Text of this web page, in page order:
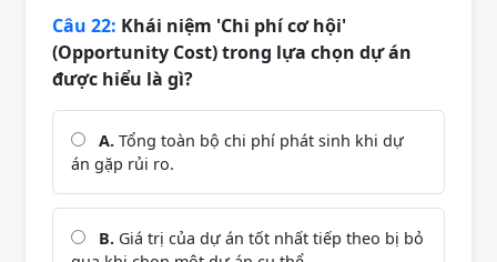
Câu 22: Khái niệm 'Chi phí cơ hội'
(Opportunity Cost) trong lựa chọn dự án
được hiểu là gì?
A. Tổng toàn bộ chi phí phát sinh khi dự
án gặp rủi ro.
B. Giá trị của dự án tốt nhất tiếp theo bị bỏ